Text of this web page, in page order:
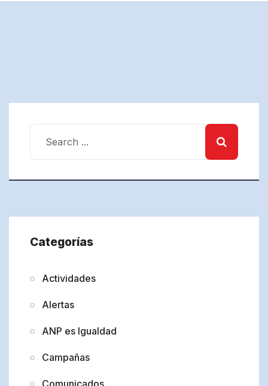
Categorías
Actividades
Alertas
ANP es Igualdad
Campañas
Comunicados